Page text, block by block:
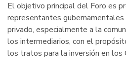
El objetivo principal del Foro es
representantes
privado, especialmente a la
los intermediarios, con el
los tratos para la inversión en los